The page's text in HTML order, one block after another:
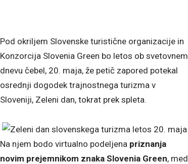
Pod okriljem Slovenske turistične organizacije in
Konzorcija Slovenia Green bo letos ob svetovnem
dnevu čebel, 20. maja, že petič zapored potekal
osrednji dogodek trajnostnega turizma v
Sloveniji, Zeleni dan, tokrat prek spleta.
Na njem bodo virtualno podeljena priznanja
novim prejemnikom znaka Slovenia Green, med